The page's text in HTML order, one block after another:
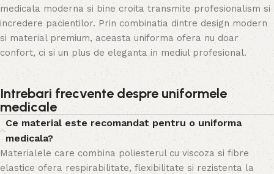
medicala moderna si bine croita transmite profesionalism si
incredere pacientilor. Prin combinatia dintre design modern
si material premium, aceasta uniforma ofera nu doar
confort, ci si un plus de eleganta in mediul profesional.
Intrebari frecvente despre uniformele
medicale
Ce material este recomandat pentru o uniforma
medicala?
Materialele care combina poliesterul cu viscoza si fibre
elastice ofera respirabilitate, flexibilitate si rezistenta la